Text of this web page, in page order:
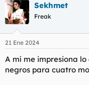
Sekhmet
Freak
21 Ene 2024
A mí me impresiona
negros para cuatro